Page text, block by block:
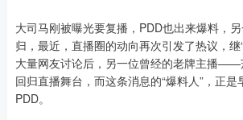
大司马刚被曝光要复播，PDD也出来爆料，
归，最近，直播圈的动向再次引发了热议，继
大量网友讨论后，另一位曾经的老牌主播——
回归直播舞台，而这条消息的“爆料人”，正是
PDD。